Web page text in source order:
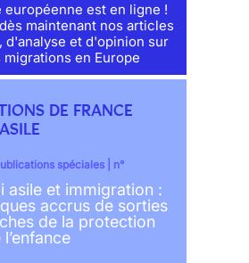
européenne est en ligne !
maintenant nos articles
d'analyse et d'opinion sur
en Europe
DE FRANCE
spéciales | n°
asile et immigration :
accrus de sorties
de la protection
l’enfance